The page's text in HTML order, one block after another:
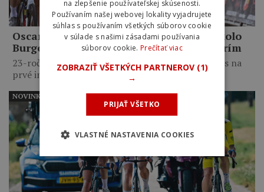
Oscar Onley triumfoval na pretekoch Okolo
Burgosu: Chcel som dokázať, že sem patrím
23-ročný Škót premenil výbornú prácu tímu Ineos na
prvé individuálne…
NOVINKY
na zlepšenie používateľskej skúsenosti.
Používaním našej webovej lokality vyjadrujete
súhlas s používaním všetkých súborov cookie
v súlade s našimi zásadami používania
súborov cookie. Prečítať viac
ZOBRAZIŤ VŠETKÝCH PARTNEROV (1)
→
PRIJAŤ VŠETKO
VLASTNÉ NASTAVENIA COOKIES